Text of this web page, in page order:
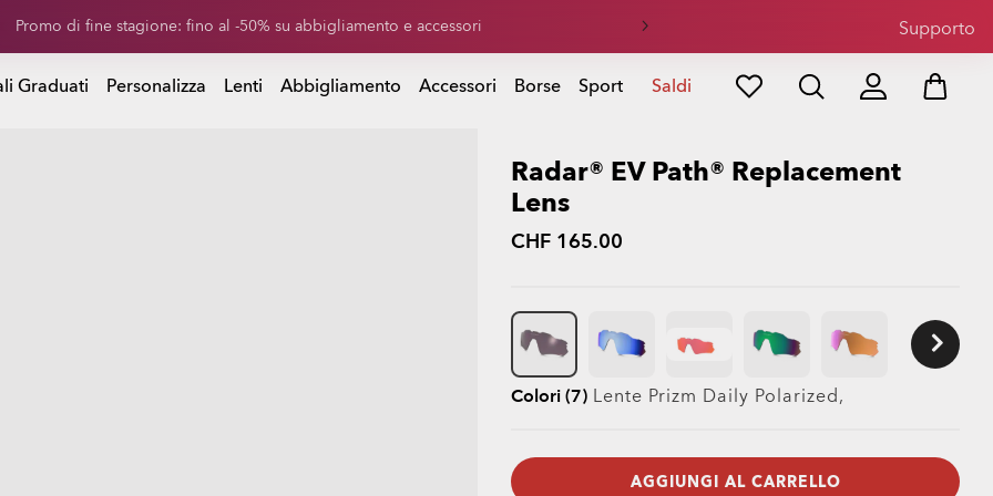
di sconto sulle lenti di ricambio acquistando un paio di occhiali da sole Supporto
Graduati Personalizza Lenti Abbigliamento Accessori Borse Sport Saldi
Radar® EV Path® Replacement
Lens
CHF 165.00
Colori (7) Lente Prizm Daily Polarized,
AGGIUNGI AL CARRELLO